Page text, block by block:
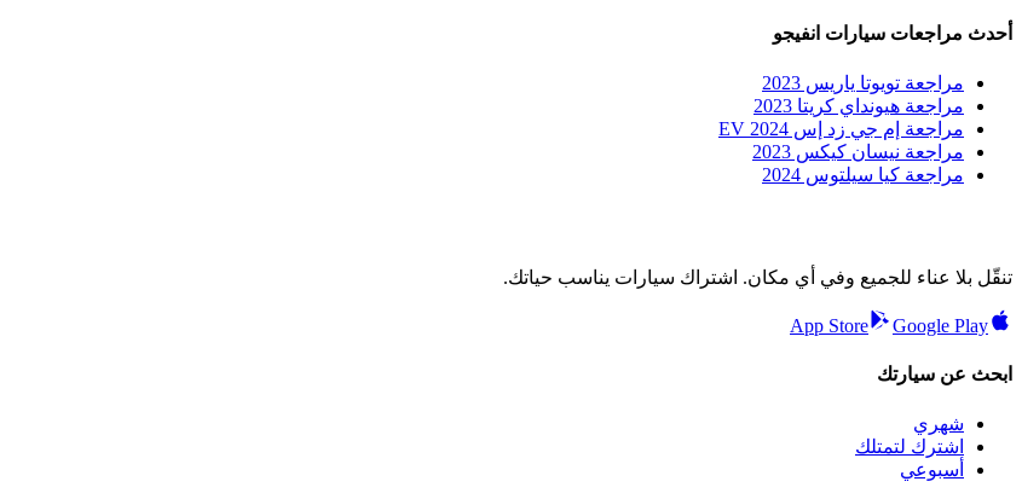
أحدث مراجعات سيارات انفيجو
مراجعة تويوتا ياريس 2023
مراجعة هيونداي كريتا 2023
مراجعة إم جي زد إس EV 2024
مراجعة نيسان كيكس 2023
مراجعة كيا سيلتوس 2024
تنقّل بلا عناء للجميع وفي أي مكان. اشتراك سيارات يناسب حياتك.
App Store Google Play
ابحث عن سيارتك
شهري
اشترك لتمتلك
أسبوعي